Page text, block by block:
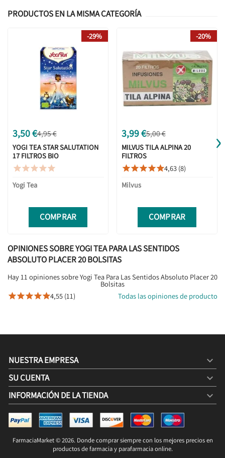
YOGI TEA PARA LAS SENTIDOS ABSOLUTO PLACER 20
BOLSITAS
4,95 € 4,25 €
COMPRAR
PRODUCTOS EN LA MISMA CATEGORÍA
3,50 €4,95 €
YOGI TEA STAR SALUTATION
17 FILTROS BIO

Yogi Tea
COMPRAR
-29%
3,99 €5,00 €
MILVUS TILA ALPINA 20
FILTROS
4,63 (8)
Milvus
COMPRAR
-20%
›
OPINIONES SOBRE YOGI TEA PARA LAS SENTIDOS
ABSOLUTO PLACER 20 BOLSITAS
Hay 11 opiniones sobre Yogi Tea Para Las Sentidos Absoluto Placer 20
Bolsitas
4,55 (11) Todas las opiniones de producto
NUESTRA EMPRESA 
SU CUENTA 
INFORMACIÓN DE LA TIENDA keyboard_arrow_down
FarmaciaMarket © 2026. Donde comprar siempre con los mejores precios en
productos de farmacia y parafarmacia online.